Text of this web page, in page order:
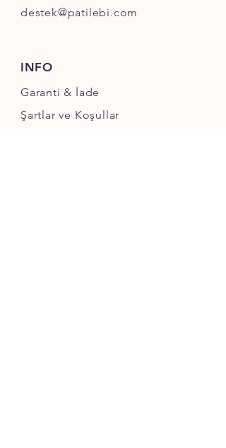
destek@patilebi.com
INFO
Garanti & İade
Şartlar ve Koşullar